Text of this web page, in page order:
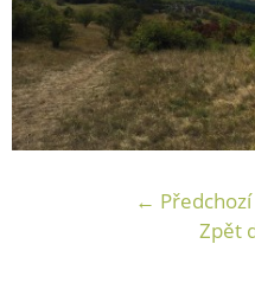
← Předchozí
Zpět